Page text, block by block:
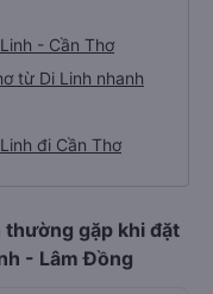
- Cần Thơ
từ Di Linh nhanh
đi Cần Thơ
thường gặp khi đặt
- Lâm Đồng